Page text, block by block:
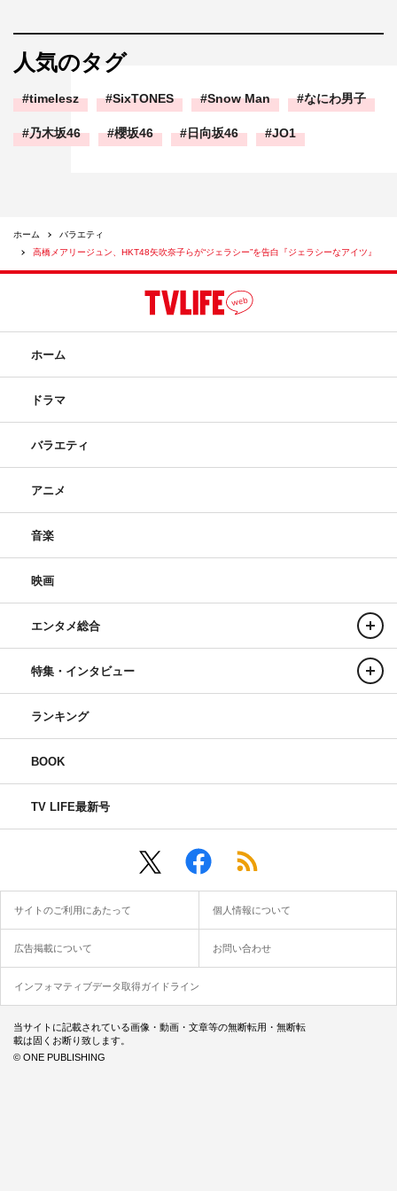
人気のタグ
timelesz SixTONES Snow Man なにわ男子
乃木坂46 櫻坂46 日向坂46 JO1
ホーム
バラエティ
高橋メアリージュン、HKT48矢吹奈子らが“ジェラシー”を告白『ジェラシーなアイツ』
ホーム
ドラマ
バラエティ
アニメ
音楽
映画
エンタメ総合
特集・インタビュー
ランキング
BOOK
TV LIFE最新号
サイトのご利用にあたって 個人情報について
広告掲載について お問い合わせ
インフォマティブデータ取得ガイドライン
当サイトに記載されている画像・動画・文章等の無断転用・無断転
載は固くお断り致します。
© ONE PUBLISHING